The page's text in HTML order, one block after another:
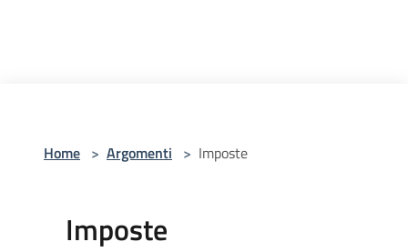
Home > Argomenti > Imposte
Imposte